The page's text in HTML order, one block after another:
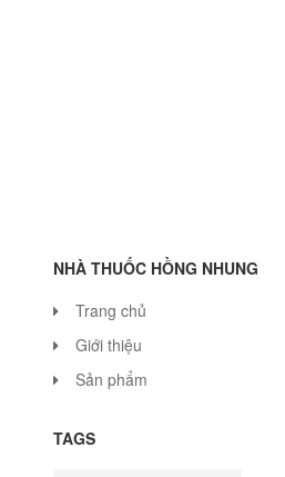
NHÀ THUỐC HỒNG NHUNG
Trang chủ
Giới thiệu
Sản phẩm
TAGS